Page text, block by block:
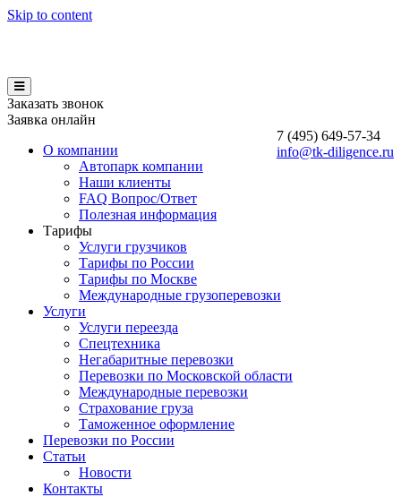
Skip to content
Заказать звонок
Заявка онлайн
7 (495) 649-57-34
info@tk-diligence.ru
О компании
Автопарк компании
Наши клиенты
FAQ Вопрос/Ответ
Полезная информация
Тарифы
Услуги грузчиков
Тарифы по России
Тарифы по Москве
Международные грузоперевозки
Услуги
Услуги переезда
Спецтехника
Негабаритные перевозки
Перевозки по Московской области
Международные перевозки
Страхование груза
Таможенное оформление
Перевозки по России
Статьи
Новости
Контакты